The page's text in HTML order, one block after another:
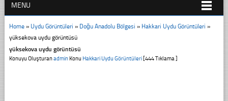
MENU
Home» Uydu Görüntüleri » Doğu Anadolu Bölgesi » Hakkari Uydu Görüntüleri »
yüksekova uydu görüntüsü
yüksekova uydu görüntüsü
Konuyu OluşturanadminKonu Hakkari Uydu Görüntüleri[444 Tıklama ]